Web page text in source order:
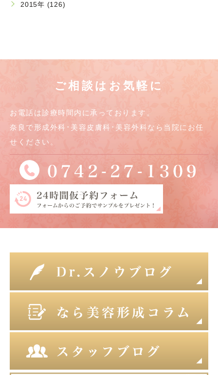
2015年 (126)
ご相談はお気軽に
お電話は診療時間内に承っております。
奈良で形成外科･美容皮膚科･美容外科なら当院にお任
せください。